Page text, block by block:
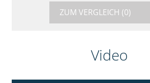
ZUM VERGLEICH (0)
Video